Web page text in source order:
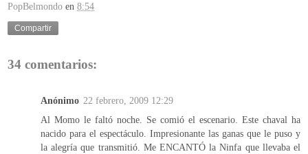
PopBelmondo en 8:54
Compartir
34 comentarios:
Anónimo 22 febrero, 2009 12:29
Al Momo le faltó noche. Se comió el escenario. Este chaval ha
nacido para el espectáculo. Impresionante las ganas que le puso y
la alegría que transmitió. Me ENCANTÓ la Ninfa que llevaba el